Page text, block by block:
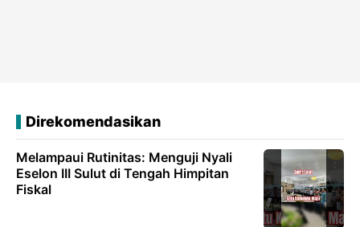
Direkomendasikan
Melampaui Rutinitas: Menguji Nyali
Eselon III Sulut di Tengah Himpitan
Fiskal